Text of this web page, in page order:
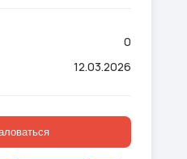
0
12.03.2026